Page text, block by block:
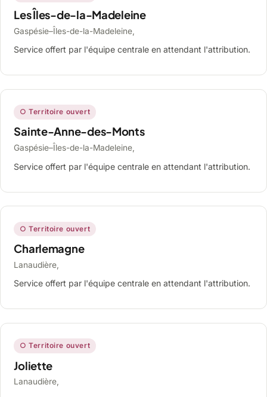
Les Îles-de-la-Madeleine
Gaspésie–Îles-de-la-Madeleine,
Service offert par l'équipe centrale en attendant l'attribution.
○ Territoire ouvert
Sainte-Anne-des-Monts
Gaspésie–Îles-de-la-Madeleine,
Service offert par l'équipe centrale en attendant l'attribution.
○ Territoire ouvert
Charlemagne
Lanaudière,
Service offert par l'équipe centrale en attendant l'attribution.
○ Territoire ouvert
Joliette
Lanaudière,